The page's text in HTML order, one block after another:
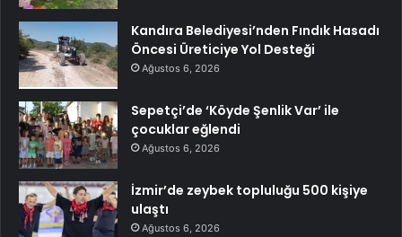
Kandıra Belediyesi’nden Fındık Hasadı
Öncesi Üreticiye Yol Desteği
Ağustos 6, 2026
Sepetçi’de ‘Köyde Şenlik Var’ ile
çocuklar eğlendi
Ağustos 6, 2026
İzmir’de zeybek topluluğu 500 kişiye
ulaştı
Ağustos 6, 2026